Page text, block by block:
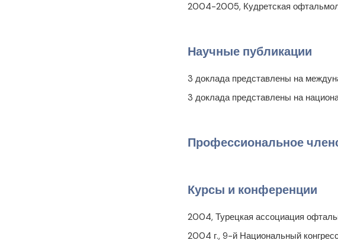
2004-2005, Кудретская
Научные публикации
3 доклада представлены на
3 доклада представлены на
Профессиональное
Курсы и конференции
2004, Турецкая ассоциация
2004 г., 9-й Национальный